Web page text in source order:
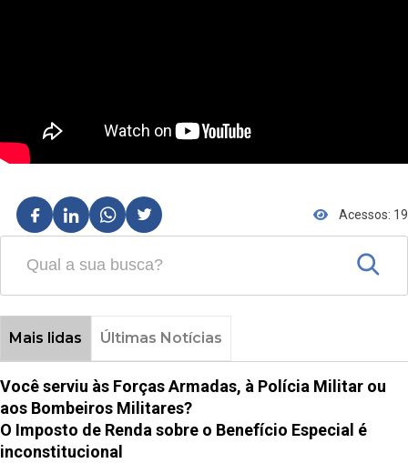
Acessos: 19
Mais lidas Últimas Notícias
Você serviu às Forças Armadas, à Polícia Militar ou
aos Bombeiros Militares?
O Imposto de Renda sobre o Benefício Especial é
inconstitucional